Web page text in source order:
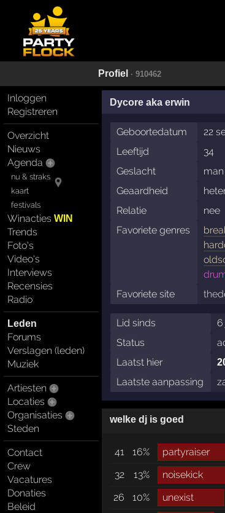
Profiel · 910462
Inloggen
Registreren
Overzicht
Nieuws
Agenda
nu & straks
kaart
festivals
WinactiesWIN
Trends
Foto's
Video's
Interviews
Recensies
Radio
Leden
Forums
Verslagen (leden)
Muziek
Artiesten
Locaties
Organisaties
Steden
Contact
Crew
Vacatures
Donaties
Beleid
Dycore aka erwin
Geboortedatum
22
Leeftijd
34
Geslacht
man
Geaardheid
Relatie
nee
Favoriete genres
Favoriete site
Lid sinds
6
Status
Laatst hier
Laatste aanpassing
welke dj is goed
41 16%
partyraiser
32
13%
noisekick
26
10%
unexist